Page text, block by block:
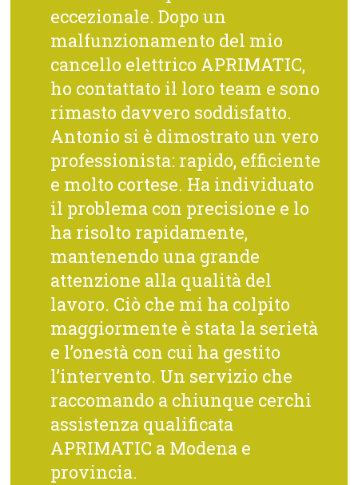
eccezionale. Dopo un
malfunzionamento del mio
cancello elettrico APRIMATIC,
ho contattato il loro team e sono
rimasto davvero soddisfatto.
Antonio si è dimostrato un vero
professionista: rapido, efficiente
e molto cortese. Ha individuato
il problema con precisione e lo
ha risolto rapidamente,
mantenendo una grande
attenzione alla qualità del
lavoro. Ciò che mi ha colpito
maggiormente è stata la serietà
e l’onestà con cui ha gestito
l’intervento. Un servizio che
raccomando a chiunque cerchi
assistenza qualificata
APRIMATIC a Modena e
provincia.